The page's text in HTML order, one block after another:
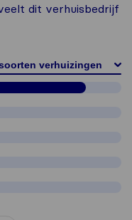
dit verhuisbedrijf